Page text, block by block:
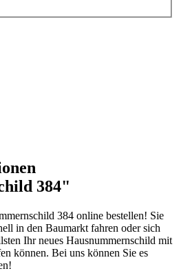
384"
384 online bestellen! Sie
in den Baumarkt fahren oder sich
Ihr neues Hausnummernschild mit
können. Bei uns können Sie es